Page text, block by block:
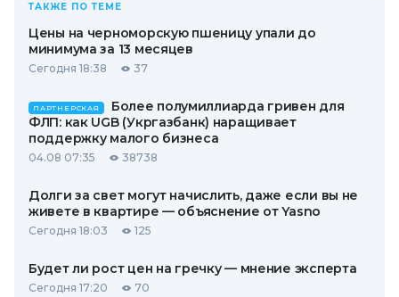
ТАКЖЕ ПО ТЕМЕ
Цены на черноморскую пшеницу упали до
минимума за 13 месяцев
Сегодня 18:38 37
ПАРТНЕРСКАЯ
Более полумиллиарда гривен для
ФЛП: как UGB (Укргазбанк) наращивает
поддержку малого бизнеса
04.08 07:35 38738
Долги за свет могут начислить, даже если вы не
живете в квартире — объяснение от Yasno
Сегодня 18:03 125
Будет ли рост цен на гречку — мнение эксперта
Сегодня 17:20 70